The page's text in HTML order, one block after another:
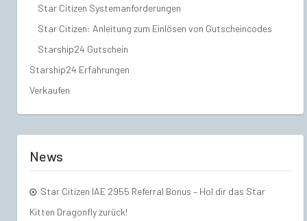
Star Citizen Systemanforderungen
Star Citizen: Anleitung zum Einlösen von Gutscheincodes
Starship24 Gutschein
Starship24 Erfahrungen
Verkaufen
News
Star Citizen IAE 2955 Referral Bonus – Hol dir das Star
Kitten Dragonfly zurück!